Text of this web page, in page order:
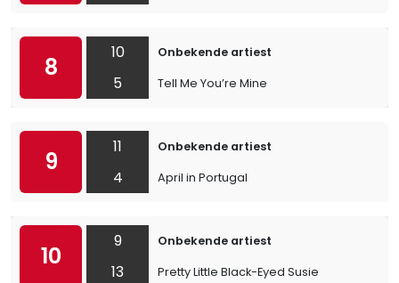
8
10
5
Onbekende artiest
Tell Me You’re Mine
9
11
4
Onbekende artiest
April in Portugal
10
9
13
Onbekende artiest
Pretty Little Black-Eyed Susie